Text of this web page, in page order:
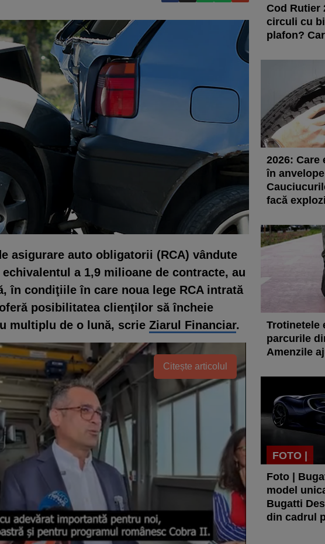
asigurare auto obligatorii (RCA) vândute
a 1,9 mili­oa­ne de con­­­­tracte, au
în condiţiile în care noua lege RCA intrată
posi­bilitatea clien­ţilor să în­che­ie
multiplu de o lună, scrie Ziarul Financiar.
Citește articolul
Cod Rutier
circuli cu
plafon?
2026: Care
în
facă
Trotinetele
parcurile
Amenzile
FOTO |
Foto |
model
Bugatti
din cadrul